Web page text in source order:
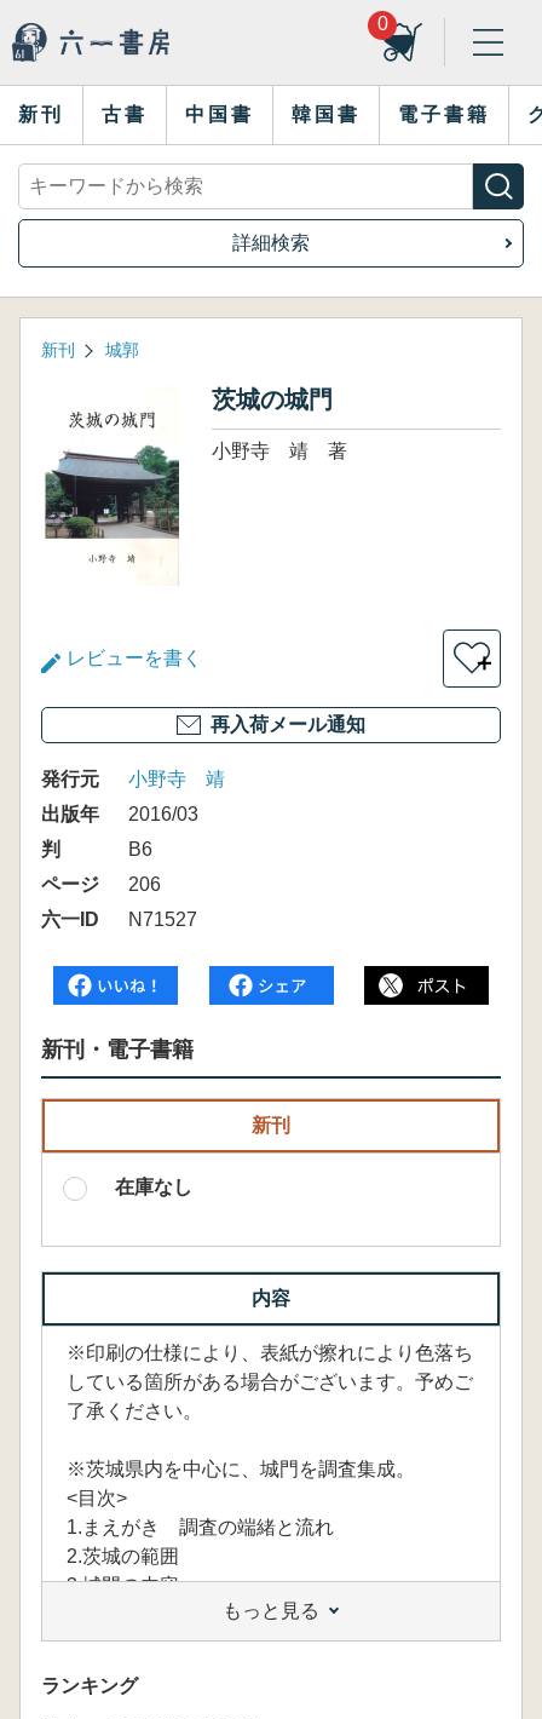
0
新刊 古書 中国書 韓国書 電子書籍
詳細検索
新刊 城郭
茨城の城門
小野寺 靖 著
レビューを書く ＋
再入荷メール通知
発行元
小野寺 靖
出版年
2016/03
判
B6
ページ
206
六一ID
N71527
新刊・電子書籍
新刊
在庫なし
内容
※印刷の仕様により、表紙が擦れにより色落ち
している箇所がある場合がございます。予めご
了承ください。
※茨城県内を中心に、城門を調査集成。
<目次>
1.まえがき 調査の端緒と流れ
2.茨城の範囲
3.城門の内容
門の形式/門の位置による名称/門の機能/防御能
力/城門の残存性/門の寿命
5.門の成立と格
もっと見る
ランキング